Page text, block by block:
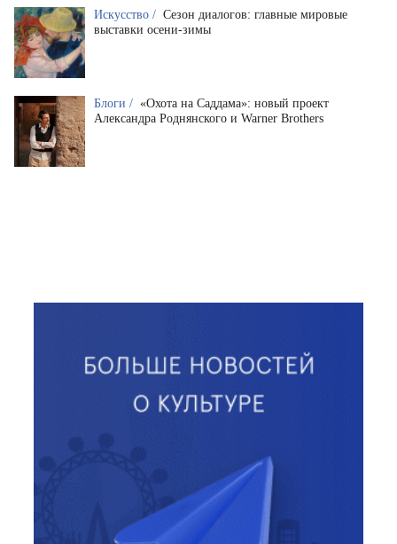
Искусство / Сезон диалогов: главные мировые
выставки осени-зимы
Блоги / «Охота на Саддама»: новый проект
Александра Роднянского и Warner Brothers